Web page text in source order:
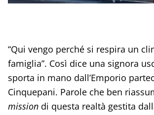
“Qui vengo perché si respira un
famiglia”. Così dice una signora
sporta in mano dall’Emporio
Cinquepani. Parole che ben
mission di questa realtà gestita